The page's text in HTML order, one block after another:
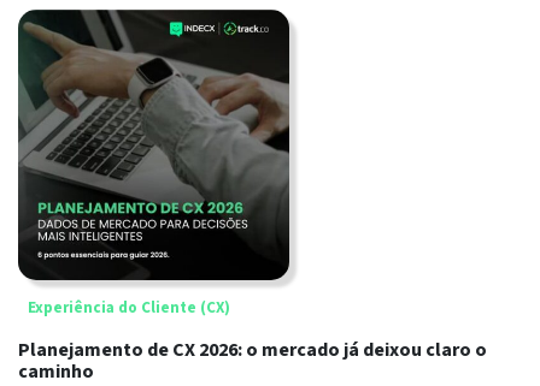
Experiência do Cliente (CX)
Planejamento de CX 2026: o mercado já deixou claro o
caminho